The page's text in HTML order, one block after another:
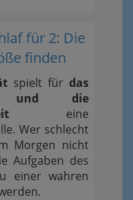
für 2: Die
finden
spielt für das
und die
eine
Wer schlecht
Morgen nicht
Aufgaben des
einer wahren